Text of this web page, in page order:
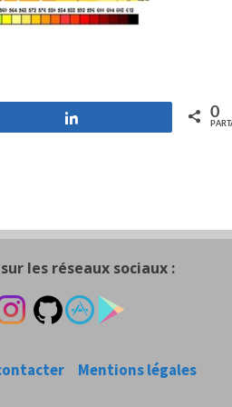
0
les réseaux sociaux :
Mentions légales